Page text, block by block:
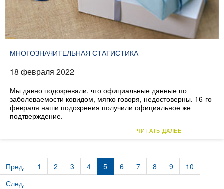
МНОГОЗНАЧИТЕЛЬНАЯ СТАТИСТИКА
18 февраля 2022
Мы давно подозревали, что официальные данные по
заболеваемости ковидом, мягко говоря, недостоверны. 16-го
февраля наши подозрения получили официальное же
подтверждение.
ЧИТАТЬ ДАЛЕЕ
Пред. 1 2 3 4 5 6 7 8 9
10
След.